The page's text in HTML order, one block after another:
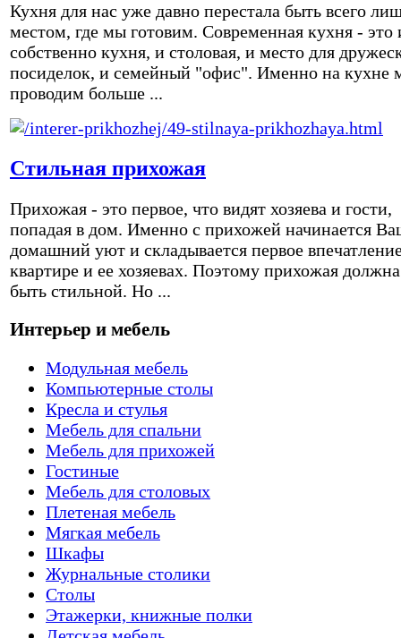
Кухня для нас уже давно перестала быть всего
местом, где мы готовим. Современная кухня - это
собственно кухня, и столовая, и место для
посиделок, и семейный "офис". Именно на кухне
проводим больше ...
Стильная прихожая
Прихожая - это первое, что видят хозяева и гости,
попадая в дом. Именно с прихожей начинается
домашний уют и складывается первое
квартире и ее хозяевах. Поэтому прихожая должна
быть стильной. Но ...
Интерьер и мебель
Модульная мебель
Компьютерные столы
Кресла и стулья
Мебель для спальни
Мебель для прихожей
Гостиные
Мебель для столовых
Плетеная мебель
Мягкая мебель
Шкафы
Журнальные столики
Столы
Этажерки, книжные полки